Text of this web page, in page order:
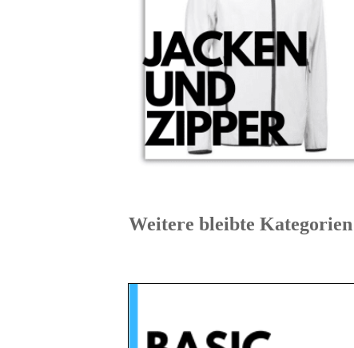
Weitere bleibte